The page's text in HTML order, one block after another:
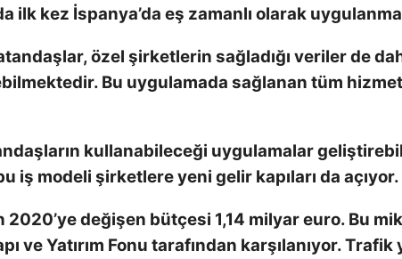
ilk kez İspanya’da eş zamanlı olarak
özel şirketlerin sağladığı veriler de
Bu uygulamada sağlanan tüm
kullanabileceği uygulamalar
iş modeli şirketlere yeni gelir kapıları da açıyor.
2020’ye değişen bütçesi 1,14 milyar euro. Bu
ve Yatırım Fonu tarafından karşılanıyor.